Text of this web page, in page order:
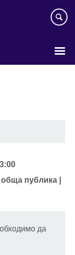
публика |
да